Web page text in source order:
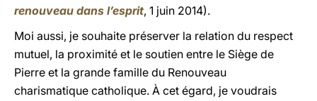
renouveau dans l’esprit, 1 juin 2014).
Moi aussi, je souhaite préserver la relation du respect
mutuel, la proximité et le soutien entre le Siège de
Pierre et la grande famille du Renouveau
charismatique catholique. À cet égard, je voudrais